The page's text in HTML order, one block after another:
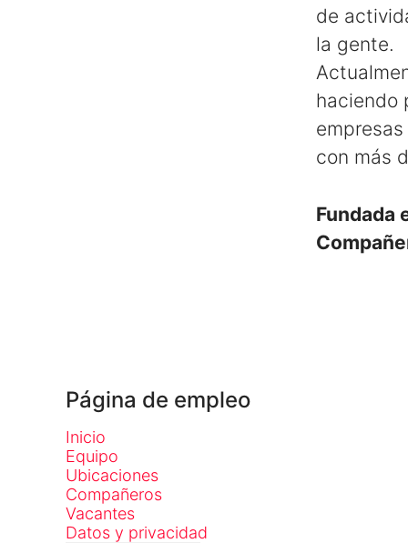
de
la gente.
haciendo
con más
Fundada
Página de empleo
Inicio
Equipo
Ubicaciones
Compañeros
Vacantes
Datos y privacidad